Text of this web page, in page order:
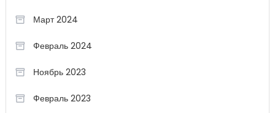
Март 2024
Февраль 2024
Ноябрь 2023
Февраль 2023